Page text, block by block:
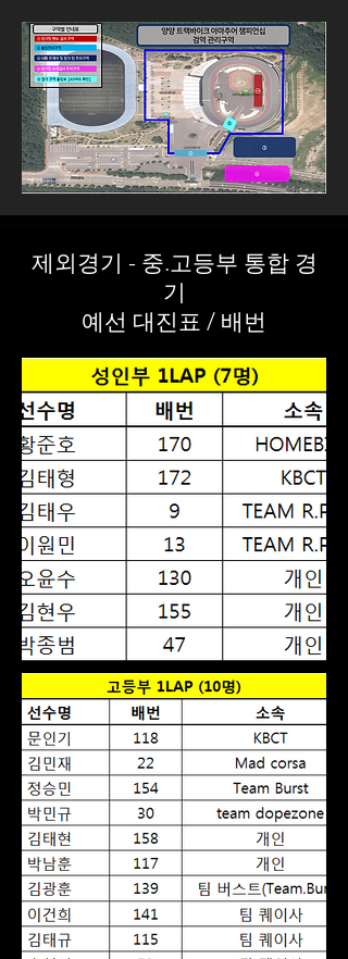
제외경기 - 중.고등부 통합 경
기
예선 대진표 / 배번